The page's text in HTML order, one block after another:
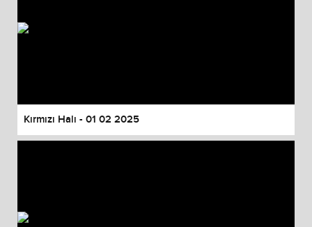
Kırmızı Halı - 01 02 2025